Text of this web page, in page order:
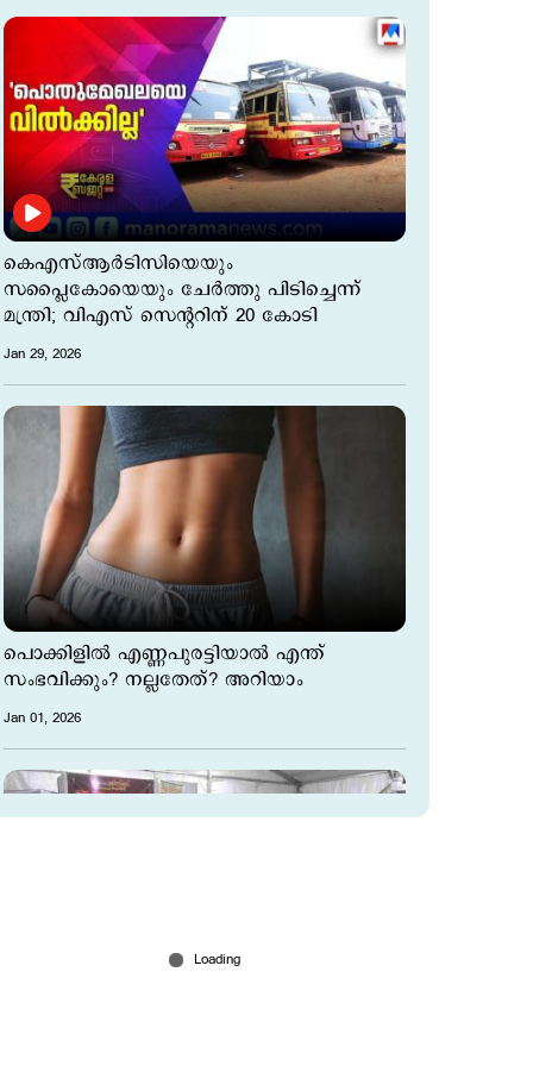
കെഎസ്ആര്‍ടിസിയെയും
സപ്ലൈകോയെയും ചേര്‍ത്തു പിടിച്ചെന്ന്
മന്ത്രി; വിഎസ് സെന്‍ററിന് 20 കോടി
Jan 29, 2026
പൊക്കിളില്‍ എണ്ണപുരട്ടിയാല്‍ എന്ത്
സംഭവിക്കും? നല്ലതേത്? അറിയാം
Jan 01, 2026